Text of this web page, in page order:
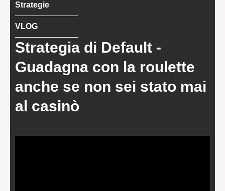
Strategie
VLOG
Strategia di Default -
Guadagna con la roulette
anche se non sei stato mai
al casinò